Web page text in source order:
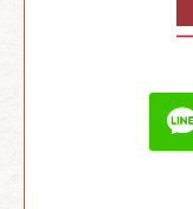
訊，請詳細閱
策，本站將因
一、適用範圍